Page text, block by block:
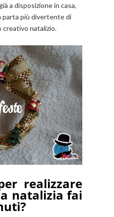
a disposizione in casa,
parta più divertente di
natalizio.
realizzare
natalizia fai